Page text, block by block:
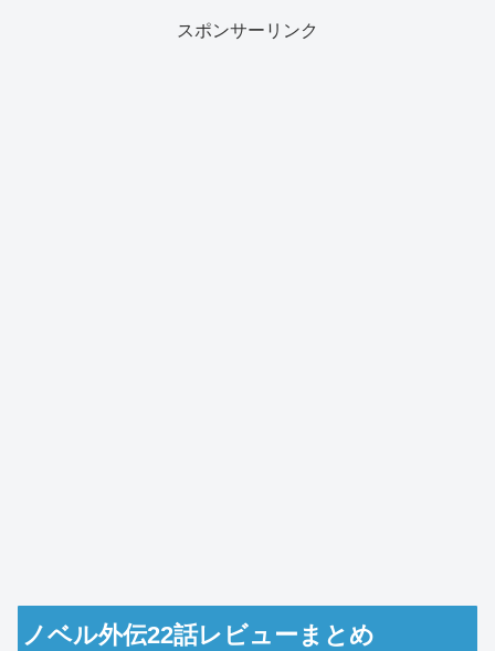
スポンサーリンク
ノベル外伝22話レビューまとめ